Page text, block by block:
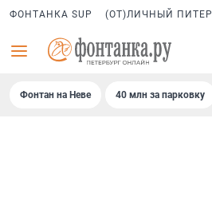
ФОНТАНКА SUP (ОТ)ЛИЧНЫЙ ПИТЕР
Фонтан на Неве 40 млн за парковку